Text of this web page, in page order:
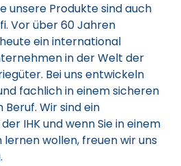
unsere Produkte sind auch
Vor über 60 Jahren
ein international
in der Welt der
Bei uns entwickeln
fachlich in einem sicheren
Wir sind ein
IHK und wenn Sie in einem
wollen, freuen wir uns